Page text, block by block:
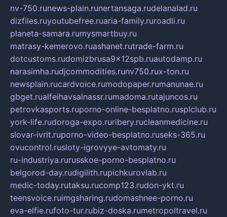
nv-750.runews-plain.runertansaga.rudelanalad.ru
dizfiles.ruyoutubefree.ruaria-family.ruroadli.ru
planeta-samara.rumysmartbuy.ru
matrasy-kemerovo.ruashanet.rutrade-farm.ru
dotcustoms.rudomizbrusa9x12spb.ruautodamp.ru
narasimha.rudjcommodities.runv750.rux-ton.ru
newsplain.rucardvoice.rumodopaper.rumanunae.ru
gbget.rualfeihavsalnassr.rumadoma.rutajuncos.ru
petrovkasports.ruporno-online-besplatno.rusplclub.ru
york-life.rudoroga-expo.ruribery.rucleanmedicine.ru
slovar-ivrit.ruporno-video-besplatno.ruseks-365.ru
ovucontrol.rusloty-igrovyye-avtomaty.ru
ru-industriya.rurusskoe-porno-besplatno.ru
belgorod-day.rudigilith.rupichkurovlab.ru
medic-today.rutaksu.rucomp123.rudon-ykt.ru
teensvoice.ruimgsharing.rudomashnee-porno.ru
eva-elfie.rufoto-tur.rubiz-doska.rumetropoltravel.ru